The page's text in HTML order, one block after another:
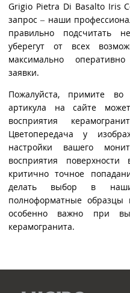
Grigio Pietra Di Basalto Iris
запрос – наши
правильно подсчитать
уберегут от всех
максимально
заявки.
Пожалуйста, примите
артикула на сайте
восприятия
Цветопередача у
настройки вашего
восприятия
критично точное
делать выбор в
полноформатные образцы
особенно важно при
керамогранита.